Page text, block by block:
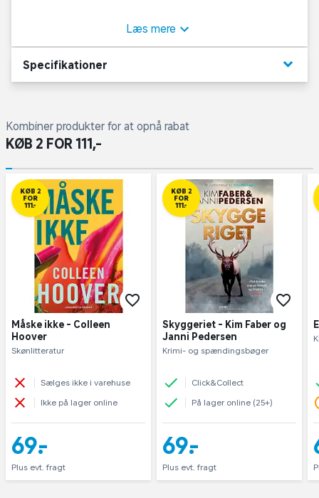
fra New York til Sankt Petersborg i selskab med Sofija
Stresjnajva, som er kusine af Romanov-familien.
Læs mere
Specifikationer keyboard_arrow_down
Kombiner produkter for at opnå rabat
KØB 2 FOR 111,-
KØB 2
FOR
111,-
Måske ikke - Colleen
Hoover
Skønlitteratur
Sælges ikke i varehuse
Ikke på lager online
69,-
Plus evt. fragt
KØB 2
FOR
111,-
Skyggeriet - Kim Faber og
Janni Pedersen
Krimi- og spændingsbøger
Click&Collect
På lager online (25+)
69,-
Plus evt. fragt